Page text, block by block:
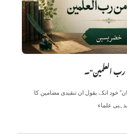
رب العلمین”۔
خود انکے بقول ان تنقیدی مضامین کا
علماء